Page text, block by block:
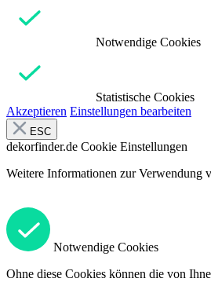
Notwendige Cookies
Statistische Cookies
Akzeptieren Einstellungen bearbeiten
ESC
dekorfinder.de Cookie Einstellungen
Weitere Informationen zur Verwendung
Notwendige Cookies
Ohne diese Cookies können die von